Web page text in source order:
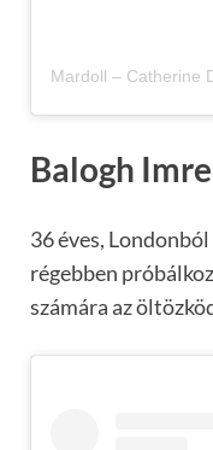
Balogh
36 éves,
régebben
számára az